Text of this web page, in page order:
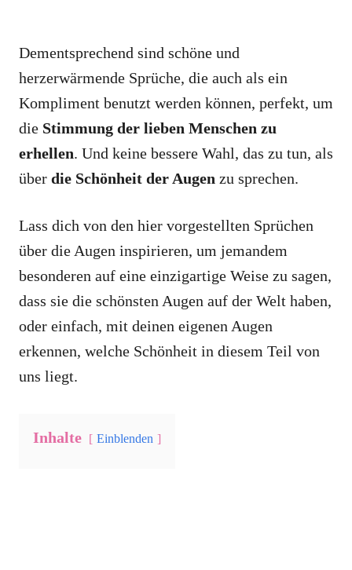
Dementsprechend sind schöne und
herzerwärmende Sprüche, die auch als ein
Kompliment benutzt werden können, perfekt, um
die Stimmung der lieben Menschen zu
erhellen. Und keine bessere Wahl, das zu tun, als
über die Schönheit der Augen zu sprechen.
Lass dich von den hier vorgestellten Sprüchen
über die Augen inspirieren, um jemandem
besonderen auf eine einzigartige Weise zu sagen,
dass sie die schönsten Augen auf der Welt haben,
oder einfach, mit deinen eigenen Augen
erkennen, welche Schönheit in diesem Teil von
uns liegt.
Inhalte Einblenden